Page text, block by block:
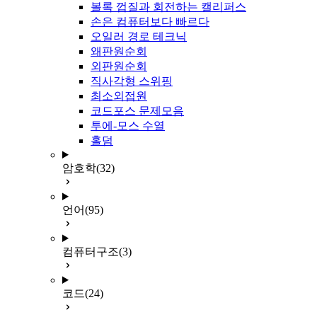
볼록 껍질과 회전하는 캘리퍼스
손은 컴퓨터보다 빠르다
오일러 경로 테크닉
왜판원순회
외판원순회
직사각형 스위핑
최소외접원
코드포스 문제모음
투에-모스 수열
홀덤
암호학(32)
언어(95)
컴퓨터구조(3)
코드(24)